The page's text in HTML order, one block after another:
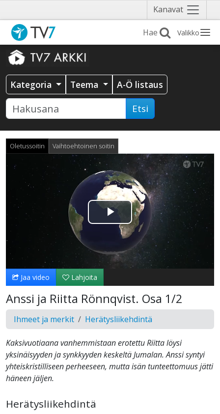
Kanavat Näytä
valikko
Valikko
Kategoria Teema A-Ö listaus
Etsi
Oletussoitin Vaihtoehtoinen soitin
Toista
Video
Jaa video Lahjoita
Anssi ja Riitta Rönnqvist. Osa 1/2
Ihmeet ja merkit Herätysliikehdintä
Kaksivuotiaana vanhemmistaan erotettu Riitta löysi
yksinäisyyden ja synkkyyden keskeltä Jumalan. Anssi syntyi
yhteiskristilliseen perheeseen, mutta isän tunteettomuus jätti
häneen jäljen.
Herätysliikehdintä